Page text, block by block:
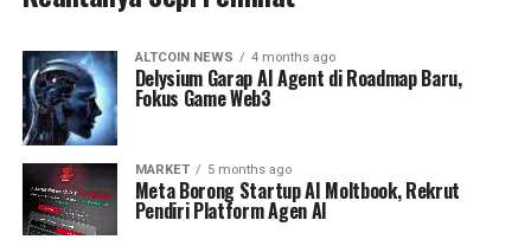
ALTCOIN NEWS 4 months ago
Delysium Garap AI Agent di Roadmap Baru,
Fokus Game Web3
MARKET 5 months ago
Meta Borong Startup AI Moltbook, Rekrut
Pendiri Platform Agen AI